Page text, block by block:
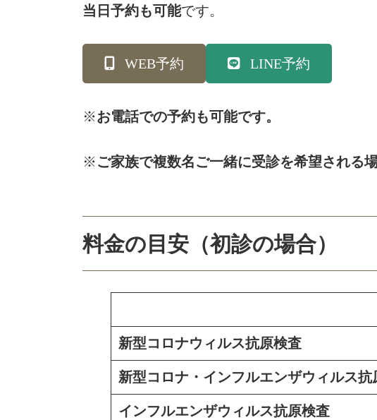
当日予約も可能です。
WEB予約 LINE予約
※お電話での予約も可能です。
※ ご家族で複数名ご一緒に受診を希望される
料金の目安（初診の場合）
新型コロナウィルス抗原検査
新型コロナ・インフルエンザウィルス抗
インフルエンザウィルス抗原検査